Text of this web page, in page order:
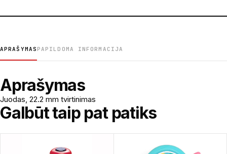
APRAŠYMAS PAPILDOMA INFORMACIJA
Aprašymas
Juodas, 22.2 mm tvirtinimas
Galbūt taip pat patiks